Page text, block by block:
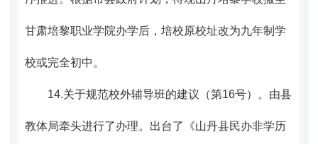
甘肃培黎职业学院办学后，培校原校址改为九年制学
校或完全初中。
14.关于规范校外辅导班的建议（第16号）。 由县
教体局牵头进行了办理。 出台了《山丹县民办非学历